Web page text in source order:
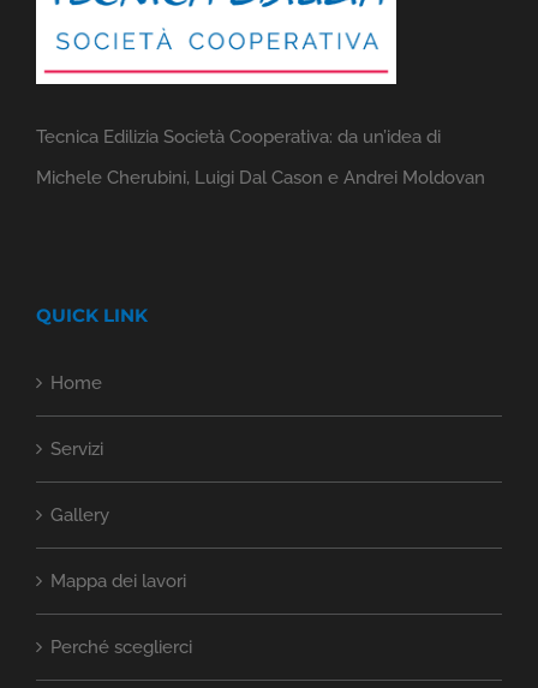
Tecnica Edilizia Società Cooperativa: da un’idea di
Michele Cherubini, Luigi Dal Cason e Andrei Moldovan
QUICK LINK
Home
Servizi
Gallery
Mappa dei lavori
Perché sceglierci